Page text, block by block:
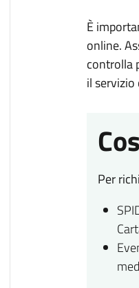
È
online.
controlla
il servizio
Per